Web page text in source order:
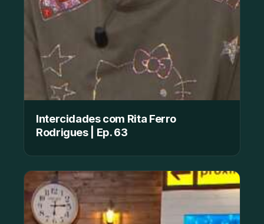
Intercidades com Rita Ferro
Rodrigues | Ep. 63